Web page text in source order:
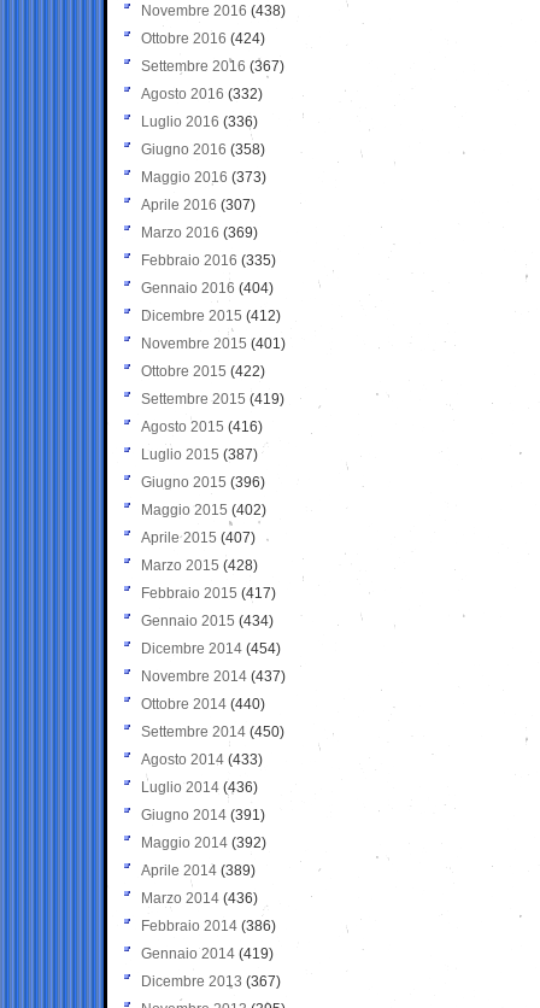
Novembre 2016 (438)
Ottobre 2016 (424)
Settembre 2016 (367)
Agosto 2016 (332)
Luglio 2016 (336)
Giugno 2016 (358)
Maggio 2016 (373)
Aprile 2016 (307)
Marzo 2016 (369)
Febbraio 2016 (335)
Gennaio 2016 (404)
Dicembre 2015 (412)
Novembre 2015 (401)
Ottobre 2015 (422)
Settembre 2015 (419)
Agosto 2015 (416)
Luglio 2015 (387)
Giugno 2015 (396)
Maggio 2015 (402)
Aprile 2015 (407)
Marzo 2015 (428)
Febbraio 2015 (417)
Gennaio 2015 (434)
Dicembre 2014 (454)
Novembre 2014 (437)
Ottobre 2014 (440)
Settembre 2014 (450)
Agosto 2014 (433)
Luglio 2014 (436)
Giugno 2014 (391)
Maggio 2014 (392)
Aprile 2014 (389)
Marzo 2014 (436)
Febbraio 2014 (386)
Gennaio 2014 (419)
Dicembre 2013 (367)